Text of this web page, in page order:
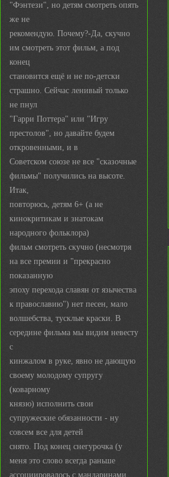
"Фэнтези", но детям смотреть опять
же не
рекомендую. Почему?-Да, скучно
им смотреть этот фильм, а под
конец
становится ещё и не по-детски
страшно. Сейчас ленивый только
не пнул
"Гарри Поттера" или "Игру
престолов", но давайте будем
откровенными, и в
Советском союзе не все "сказочные
фильмы" получились на высоте.
Итак,
повторюсь, детям 6+ (а не
кинокритикам и знатокам
народного фольклора)
фильм смотреть скучно (несмотря
на все премии и "прекрасно
показанную
эпоху перехода славян от язычества
к православию") нет песен, мало
волшебства, тусклые краски. В
середине фильма мы видим невесту
с
кинжалом в руке, явно не дающую
своему молодому супругу
(коварному
князю) исполнить свои
супружеские обязанности - ну
совсем все для детей
снято. Под конец снегурочка (у
меня это слово всегда раньше
ассоциировалось с мандаринами,